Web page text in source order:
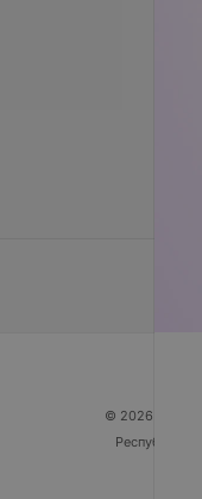
© 2026 ООО
Республика